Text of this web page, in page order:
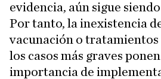
evidencia, aún sigue
Por tanto, la inexistencia
vacunación o tratamientos
los casos más graves
importancia de